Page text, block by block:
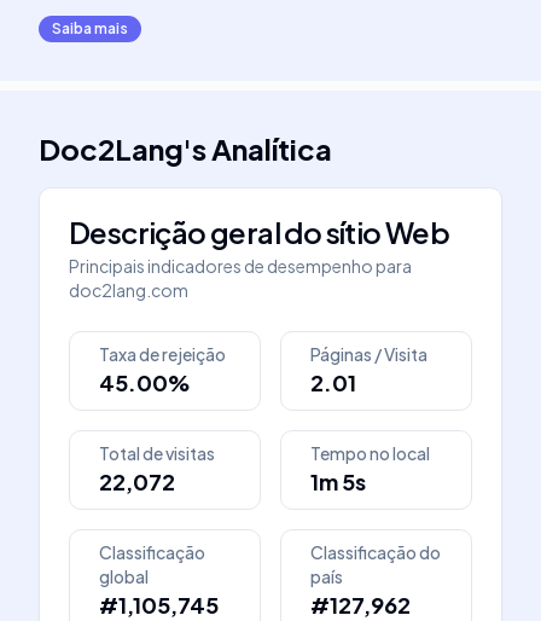
Saiba mais
Doc2Lang'sAnalítica
Descrição geral do sítio Web
Principais indicadores de desempenho para
doc2lang.com
Taxa de rejeição
45.00%
Páginas / Visita
2.01
Total de visitas
22,072
Tempo no local
1m 5s
Classificação
global
#1,105,745
Classificação do
país
#127,962